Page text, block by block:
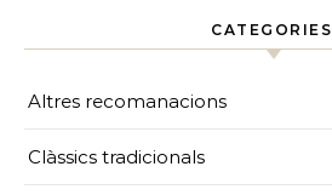
CATEGORIES
Altres recomanacions
Clàssics tradicionals